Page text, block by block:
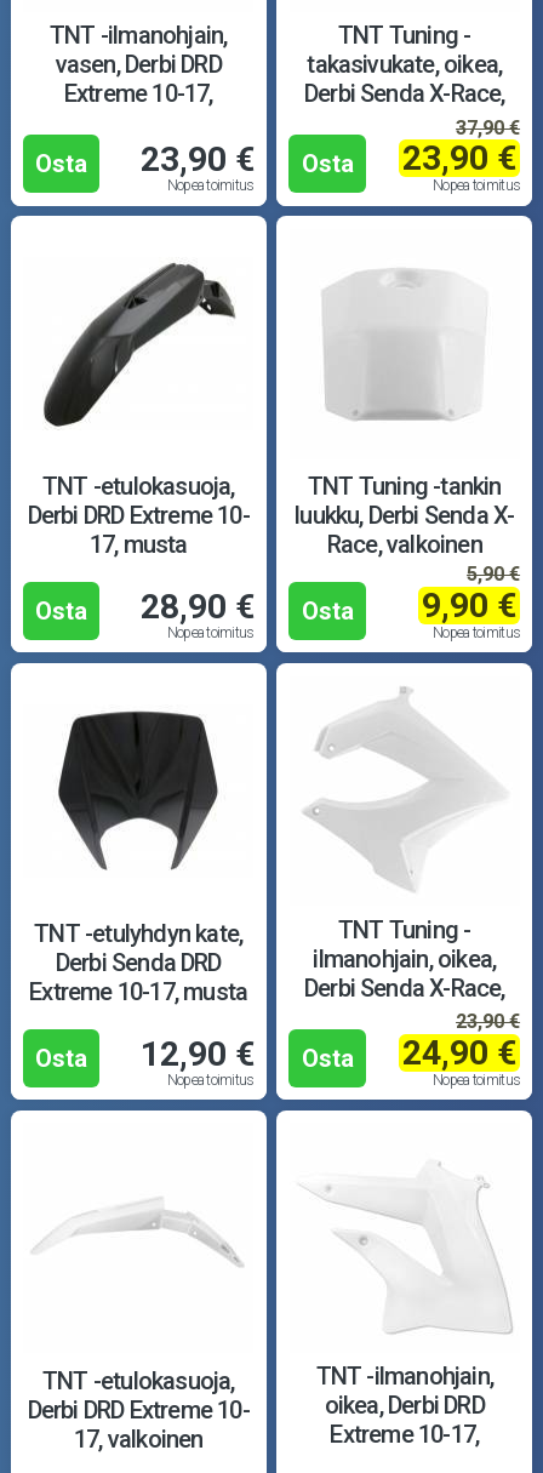
TNT -ilmanohjain,
vasen, Derbi DRD
Extreme 10-17,
Osta
23,90 €
Nopea toimitus
TNT Tuning -
takasivukate, oikea,
Derbi Senda X-Race,
Osta
37,90 €
23,90 €
Nopea toimitus
TNT -etulokasuoja,
Derbi DRD Extreme 10-
17, musta
Osta 28,90 €
Nopea toimitus
TNT Tuning -tankin
luukku, Derbi Senda X-
Race, valkoinen
Osta
5,90 €
9,90 €
Nopea toimitus
TNT -etulyhdyn kate,
Derbi Senda DRD
Extreme 10-17, musta
Osta 12,90 €
Nopea toimitus
TNT Tuning -
ilmanohjain, oikea,
Derbi Senda X-Race,
Osta
23,90 €
24,90 €
Nopea toimitus
TNT -etulokasuoja,
Derbi DRD Extreme 10-
17, valkoinen
TNT -ilmanohjain,
oikea, Derbi DRD
Extreme 10-17,